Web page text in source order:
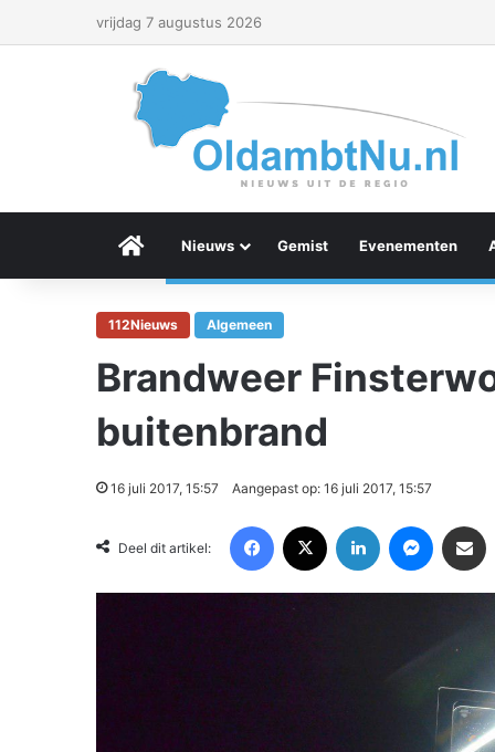
vrijdag 7 augustus 2026
Menu Item
Nieuws Gemist Evenementen
112Nieuws Algemeen
Brandweer
buitenbrand
16 juli 2017, 15:57 Aangepast op: 16 juli 2017, 15:57
Deel dit artikel: